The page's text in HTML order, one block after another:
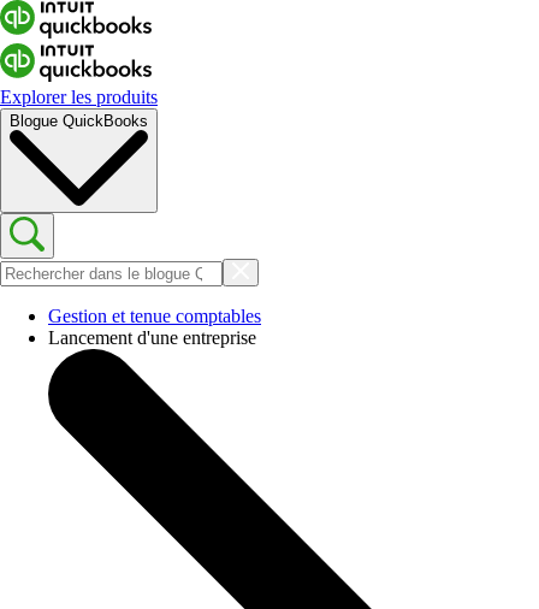
Explorer les produits
Blogue QuickBooks
Gestion et tenue comptables
Lancement d'une entreprise